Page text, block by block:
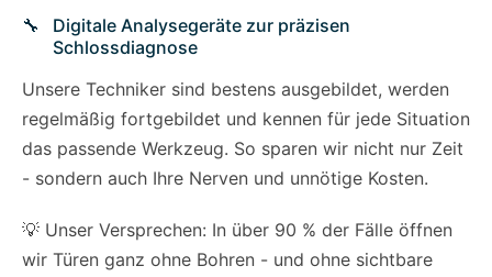
Digitale Analysegeräte zur präzisen
Schlossdiagnose
Unsere Techniker sind bestens ausgebildet, werden
regelmäßig fortgebildet und kennen für jede Situation
das passende Werkzeug. So sparen wir nicht nur Zeit
- sondern auch Ihre Nerven und unnötige Kosten.
💡 Unser Versprechen: In über 90 % der Fälle öffnen
wir Türen ganz ohne Bohren - und ohne sichtbare